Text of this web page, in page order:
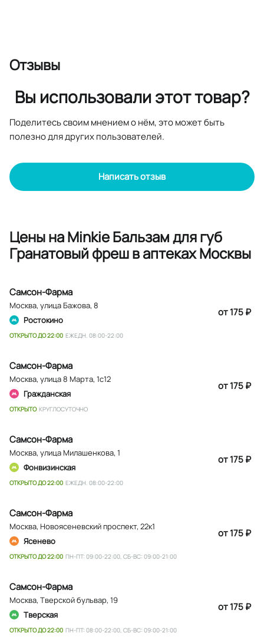
Отзывы
Вы использовали этот товар?
Поделитесь своим мнением о нём, это может быть
полезно для других пользователей.
Написать отзыв
Цены на Minkie Бальзам для губ
Гранатовый фреш в аптеках Москвы
Самсон-Фарма
Москва, улица Бажова, 8
Ростокино
ОТКРЫТО ДО 22:00 ЕЖЕДН. 08:00-22:00
от 175 ₽
Самсон-Фарма
Москва, улица 8 Марта, 1с12
Гражданская
ОТКРЫТО КРУГЛОСУТОЧНО
от 175 ₽
Самсон-Фарма
Москва, улица Милашенкова, 1
Фонвизинская
ОТКРЫТО ДО 22:00 ЕЖЕДН. 08:00-22:00
от 175 ₽
Самсон-Фарма
Москва, Новоясеневский проспект, 22к1
Ясенево
ОТКРЫТО ДО 22:00 ПН-ПТ: 09:00-22:00, СБ-ВС: 09:00-21:00
от 175 ₽
Самсон-Фарма
Москва, Тверской бульвар, 19
Тверская
ОТКРЫТО ДО 22:00 ПН-ПТ: 08:00-22:00, СБ-ВС: 09:00-21:00
от 175 ₽